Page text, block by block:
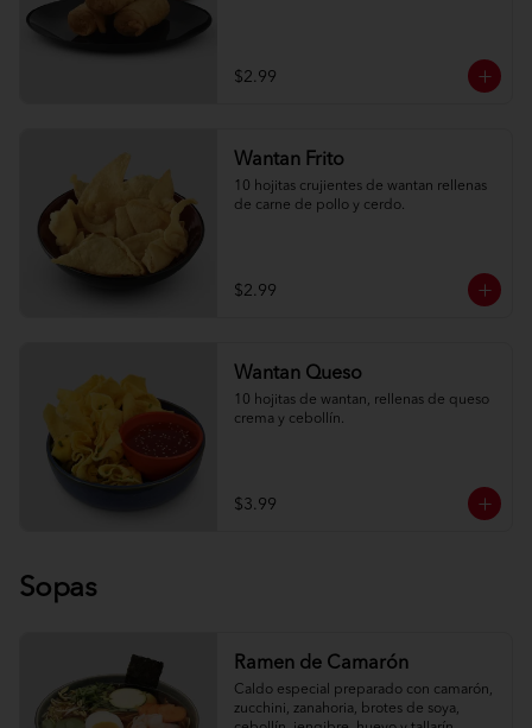
$2.99
Wantan Frito
10 hojitas crujientes de wantan rellenas
de carne de pollo y cerdo.
$2.99
Wantan Queso
10 hojitas de wantan, rellenas de queso
crema y cebollín.
$3.99
Sopas
Ramen de Camarón
Caldo especial preparado con camarón,
zucchini, zanahoria, brotes de soya,